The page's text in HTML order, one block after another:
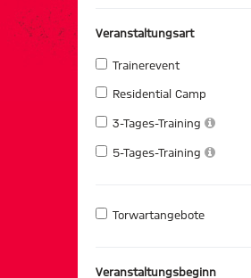
Veranstaltungsart
Trainerevent
Residential Camp
3-Tages-Training
5-Tages-Training
Torwartangebote
Veranstaltungsbeginn